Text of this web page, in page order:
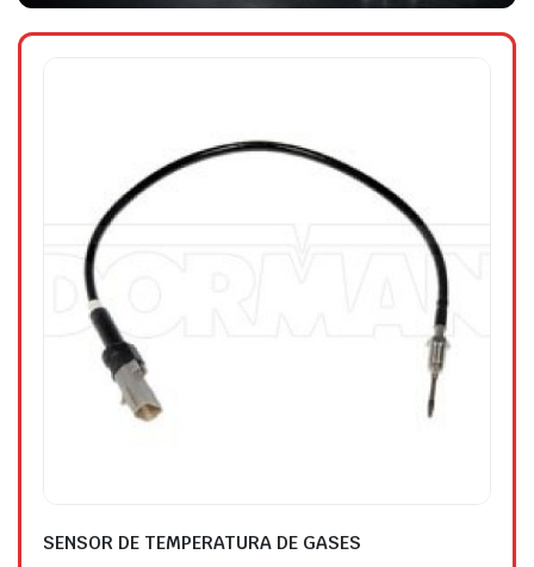
SENSOR DE TEMPERATURA DE GASES